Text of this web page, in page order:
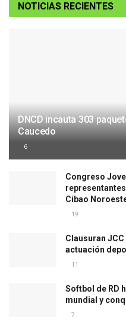
NOTICIAS RECIENTES
DNCD incauta 303
Caucedo
6
Congreso
Cibao
19
Clausuran
actuación
11
Softbol de RD
mundial y
7